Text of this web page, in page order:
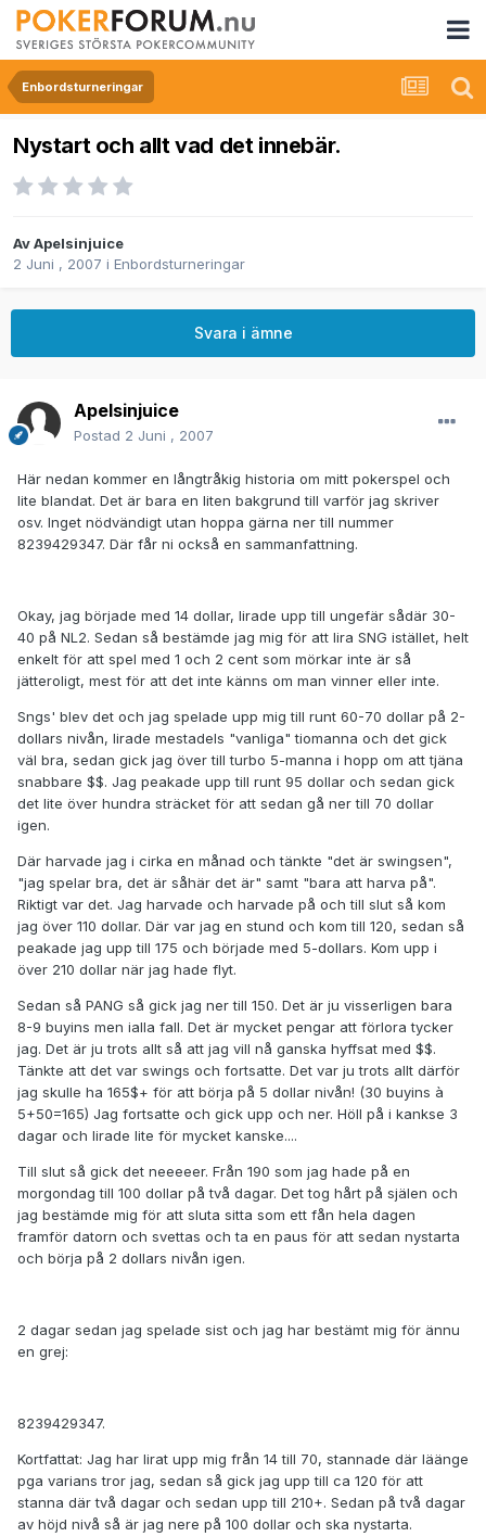
Enbordsturneringar
Nystart och allt vad det innebär.
AvApelsinjuice
2 Juni , 2007 i Enbordsturneringar
Svara i ämne
Apelsinjuice
Postad 2 Juni , 2007
Här nedan kommer en långtråkig historia om mitt pokerspel och
lite blandat. Det är bara en liten bakgrund till varför jag skriver
osv. Inget nödvändigt utan hoppa gärna ner till nummer
8239429347. Där får ni också en sammanfattning.
Okay, jag började med 14 dollar, lirade upp till ungefär sådär 30-
40 på NL2. Sedan så bestämde jag mig för att lira SNG istället, helt
enkelt för att spel med 1 och 2 cent som mörkar inte är så
jätteroligt, mest för att det inte känns om man vinner eller inte.
Sngs' blev det och jag spelade upp mig till runt 60-70 dollar på 2-
dollars nivån, lirade mestadels "vanliga" tiomanna och det gick
väl bra, sedan gick jag över till turbo 5-manna i hopp om att tjäna
snabbare $$. Jag peakade upp till runt 95 dollar och sedan gick
det lite över hundra sträcket för att sedan gå ner till 70 dollar
igen.
Där harvade jag i cirka en månad och tänkte "det är swingsen",
"jag spelar bra, det är såhär det är" samt "bara att harva på".
Riktigt var det. Jag harvade och harvade på och till slut så kom
jag över 110 dollar. Där var jag en stund och kom till 120, sedan så
peakade jag upp till 175 och började med 5-dollars. Kom upp i
över 210 dollar när jag hade flyt.
Sedan så PANG så gick jag ner till 150. Det är ju visserligen bara
8-9 buyins men ialla fall. Det är mycket pengar att förlora tycker
jag. Det är ju trots allt så att jag vill nå ganska hyffsat med $$.
Tänkte att det var swings och fortsatte. Det var ju trots allt därför
jag skulle ha 165$+ för att börja på 5 dollar nivån! (30 buyins à
5+50=165) Jag fortsatte och gick upp och ner. Höll på i kankse 3
dagar och lirade lite för mycket kanske....
Till slut så gick det neeeeer. Från 190 som jag hade på en
morgondag till 100 dollar på två dagar. Det tog hårt på själen och
jag bestämde mig för att sluta sitta som ett fån hela dagen
framför datorn och svettas och ta en paus för att sedan nystarta
och börja på 2 dollars nivån igen.
2 dagar sedan jag spelade sist och jag har bestämt mig för ännu
en grej:
8239429347.
Kortfattat: Jag har lirat upp mig från 14 till 70, stannade där läänge
pga varians tror jag, sedan så gick jag upp till ca 120 för att
stanna där två dagar och sedan upp till 210+. Sedan på två dagar
av höjd nivå så är jag nere på 100 dollar och ska nystarta.